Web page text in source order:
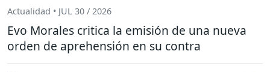
Actualidad • JUL 30 / 2026
Evo Morales critica la emisión de una nueva
orden de aprehensión en su contra